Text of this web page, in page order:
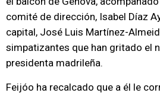
comité de dirección, Isabel Díaz
capital, José Luis Martínez-
simpatizantes que han gritado el
presidenta madrileña.
Feijóo ha recalcado que a él le